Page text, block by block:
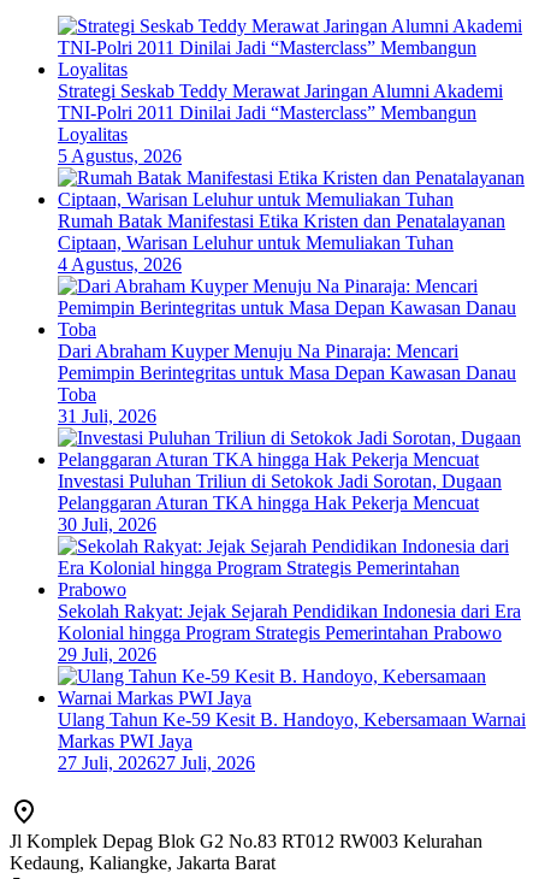
Strategi Seskab Teddy Merawat Jaringan Alumni Akademi
TNI-Polri 2011 Dinilai Jadi “Masterclass” Membangun
Loyalitas
5 Agustus, 2026
Rumah Batak Manifestasi Etika Kristen dan Penatalayanan
Ciptaan, Warisan Leluhur untuk Memuliakan Tuhan
4 Agustus, 2026
Dari Abraham Kuyper Menuju Na Pinaraja: Mencari
Pemimpin Berintegritas untuk Masa Depan Kawasan Danau
Toba
31 Juli, 2026
Investasi Puluhan Triliun di Setokok Jadi Sorotan, Dugaan
Pelanggaran Aturan TKA hingga Hak Pekerja Mencuat
30 Juli, 2026
Sekolah Rakyat: Jejak Sejarah Pendidikan Indonesia dari Era
Kolonial hingga Program Strategis Pemerintahan Prabowo
29 Juli, 2026
Ulang Tahun Ke-59 Kesit B. Handoyo, Kebersamaan Warnai
Markas PWI Jaya
27 Juli, 202627 Juli, 2026
Jl Komplek Depag Blok G2 No.83 RT012 RW003 Kelurahan
Kedaung, Kaliangke, Jakarta Barat